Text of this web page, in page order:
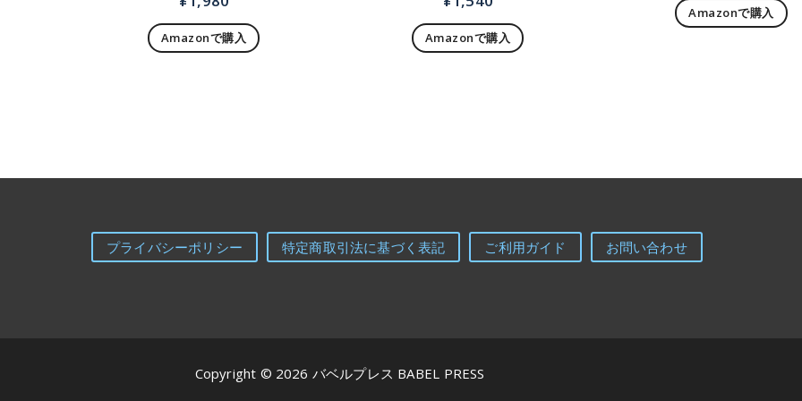
Amazonで購入 Amazonで購入
Amazonで購入
プライバシーポリシー 特定商取引法に基づく表記 ご利用ガイド お問い合わせ
Copyright © 2026 バベルプレス BABEL PRESS